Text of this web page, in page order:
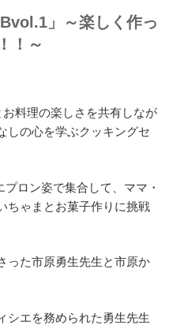
」～楽しく作っ
！～
料理の楽しさを共有しなが
しの心を学ぶクッキングセ
ロン姿で集合して、ママ・
ちゃまとお菓子作りに挑戦
った市原勇生先生と市原か
シエを務められた勇生先生